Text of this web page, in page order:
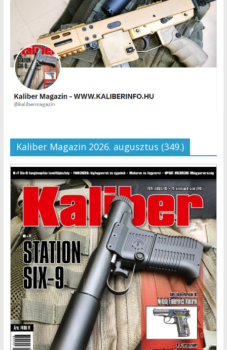
Kaliber Magazin 2026. augusztus (349.)